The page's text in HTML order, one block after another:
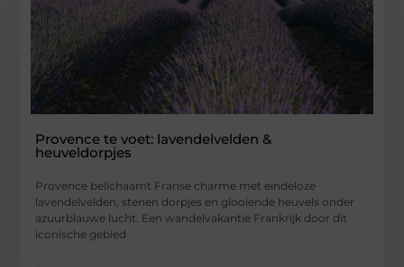
Provence te voet: lavendelvelden &
heuveldorpjes
Provence belichaamt Franse charme met eindeloze
lavendelvelden, stenen dorpjes en glooiende heuvels onder
azuurblauwe lucht. Een wandelvakantie Frankrijk door dit
iconische gebied